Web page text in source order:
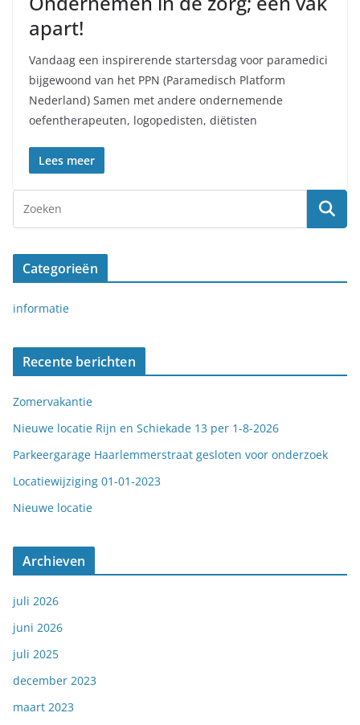
apart!
Vandaag een inspirerende startersdag voor paramedici
bijgewoond van het PPN (Paramedisch Platform
Nederland) Samen met andere ondernemende
oefentherapeuten, logopedisten, diëtisten
Lees meer
Categorieën
informatie
Recente berichten
Zomervakantie
Nieuwe locatie Rijn en Schiekade 13 per 1-8-2026
Parkeergarage Haarlemmerstraat gesloten voor onderzoek
Locatiewijziging 01-01-2023
Nieuwe locatie
Archieven
juli 2026
juni 2026
juli 2025
december 2023
maart 2023